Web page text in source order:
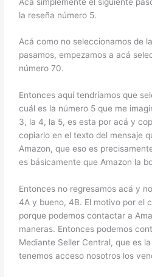
la reseña número 5.
Acá como no seleccionamos de
pasamos, empezamos a acá
número 70.
Entonces aquí tendríamos que
cuál es la número 5 que me
3, la 4, la 5, es esta por acá y
copiarlo en el texto del mensaje
Amazon, que eso es
es básicamente que Amazon la
Entonces no regresamos acá y
4A y bueno, 4B. El motivo por el
porque podemos contactar a
maneras. Entonces podemos
Mediante Seller Central, que es
tenemos acceso nosotros los